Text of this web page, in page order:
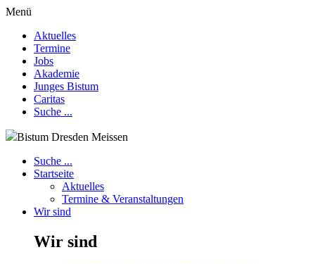
Menü
Aktuelles
Termine
Jobs
Akademie
Junges Bistum
Caritas
Suche ...
Bistum Dresden Meissen
Suche ...
Startseite
Aktuelles
Termine & Veranstaltungen
Wir sind
Wir sind